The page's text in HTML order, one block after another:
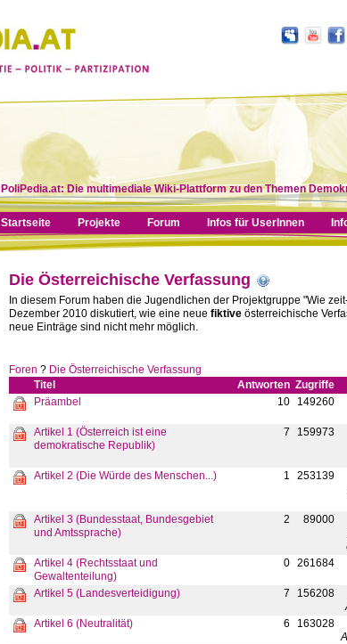
PoliPedia.at: Die multimediale Wiki-Plattform zu den Themen
Startseite Projekte Forum Infos für UserInnen
Die Österreichische Verfassung
In diesem Forum haben die Jugendlichen der Projektgruppe "Wie
Dezember 2010 diskutiert, wie eine neue fiktive österreichische
neue Einträge sind nicht mehr möglich.
Foren ? Die Österreichische Verfassung
Titel
Antworten Zugriffe
Präambel
10 149260
Artikel 1 (Österreich ist eine
demokratische Republik)
7 159973
Artikel 2 (Die Würde des Menschen...) 1 253139
Artikel 3 (Bundesstaat, Bundesgebiet
und Amtssprache)
2 89000
Artikel 4 (Rechtsstaat und
Gewaltenteilung)
0 261684
Artikel 5 (Landesverteidigung) 7 156208
Artikel 6 (Neutralität) 6 163028